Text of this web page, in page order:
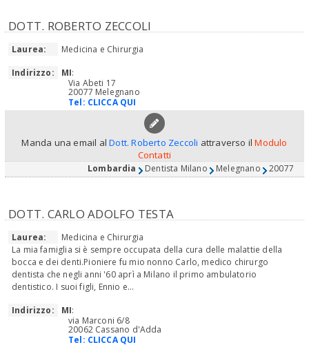
DOTT. ROBERTO ZECCOLI
Laurea:
Medicina e Chirurgia
Indirizzo:
MI:
Via Abeti 17
20077 Melegnano
Tel: CLICCA QUI
Manda una email alDott. Roberto Zeccoli attraverso ilModulo
Contatti
Lombardia Dentista Milano Melegnano 20077
DOTT. CARLO ADOLFO TESTA
Laurea:
Medicina e Chirurgia
La mia famiglia si è sempre occupata della cura delle malattie della
bocca e dei denti.Pioniere fu mio nonno Carlo, medico chirurgo
dentista che negli anni '60 aprì a Milano il primo ambulatorio
dentistico. I suoi figli, Ennio e...
Indirizzo:
MI:
via Marconi 6/8
20062 Cassano d'Adda
Tel: CLICCA QUI